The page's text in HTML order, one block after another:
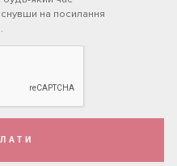
на посилання